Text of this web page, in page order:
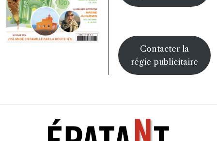
Contacter la
régie publicitaire